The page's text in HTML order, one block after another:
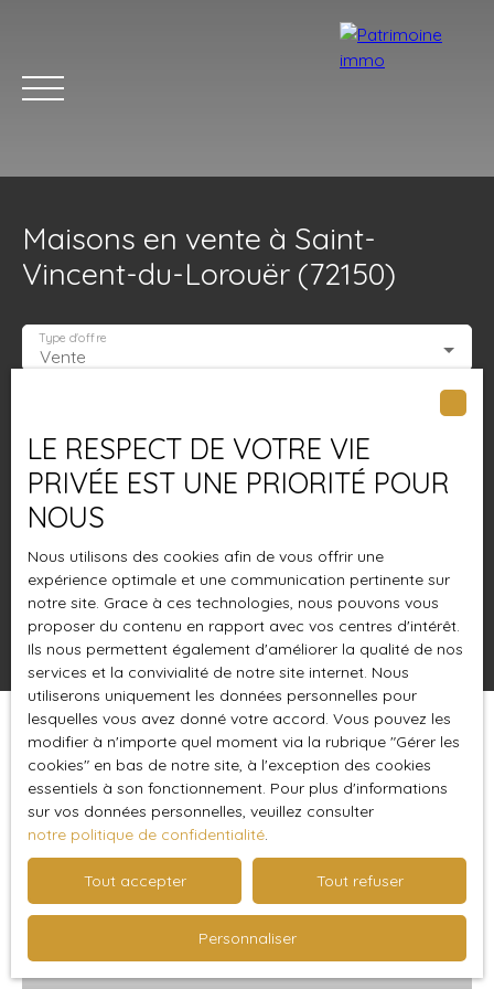
BLOG
Estimation
Maisons en vente à Saint-
Vincent-du-Lorouër (72150)
Vente
Type d'offre
Saint-Vincent-du-Lorouër (72150)
Localisation
Budget max (€)
Surface min (m²)
Rechercher
Pertinence
Trier par Créer une alerte
LE RESPECT DE VOTRE VIE
PRIVÉE EST UNE PRIORITÉ POUR
NOUS
Nous utilisons des cookies afin de vous offrir une
expérience optimale et une communication pertinente sur
notre site. Grace à ces technologies, nous pouvons vous
proposer du contenu en rapport avec vos centres d'intérêt.
Ils nous permettent également d'améliorer la qualité de nos
services et la convivialité de notre site internet. Nous
utiliserons uniquement les données personnelles pour
lesquelles vous avez donné votre accord. Vous pouvez les
modifier à n'importe quel moment via la rubrique ″Gérer les
cookies″ en bas de notre site, à l'exception des cookies
essentiels à son fonctionnement. Pour plus d'informations
sur vos données personnelles, veuillez consulter
notre politique de confidentialité.
Tout accepter Tout refuser
Personnaliser